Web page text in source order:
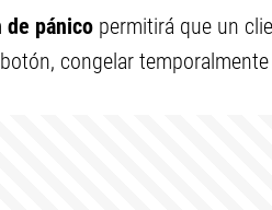
de pánico permitirá que un
congelar